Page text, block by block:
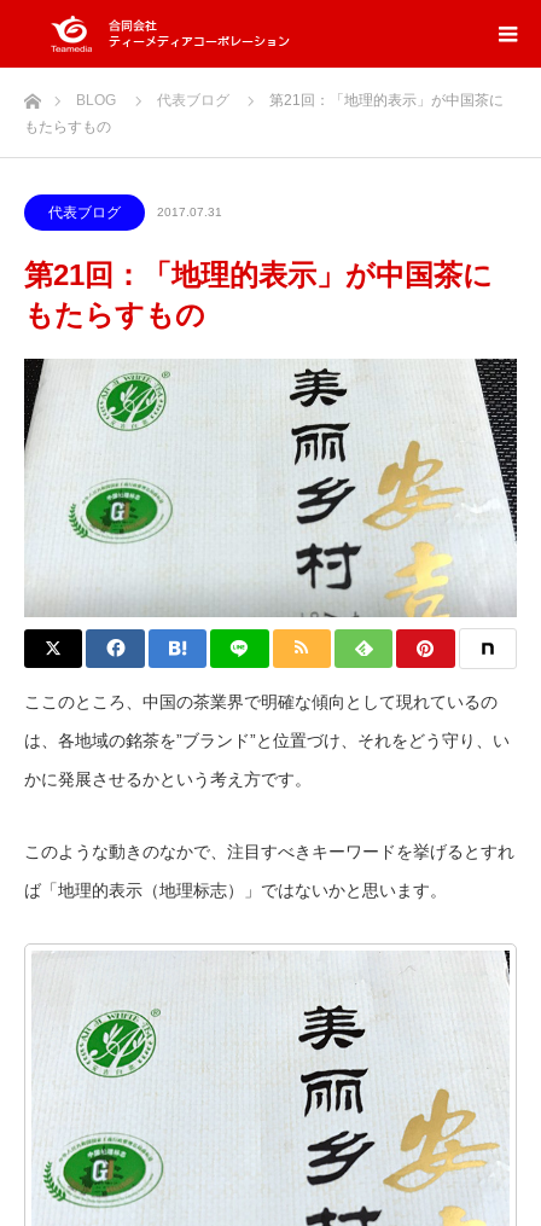
ホームBLOG 代表ブログ
第21回：「地理的表示」が中国茶に
もたらすもの
代表ブログ 2017.07.31
第21回：「地理的表示」が中国茶に
もたらすもの
ここのところ、中国の茶業界で明確な傾向として現れているの
は、各地域の銘茶を”ブランド”と位置づけ、それをどう守り、い
かに発展させるかという考え方です。
このような動きのなかで、注目すべきキーワードを挙げるとすれ
ば「地理的表示（地理标志）」ではないかと思います。